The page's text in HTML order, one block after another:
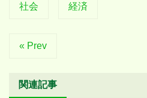
社会 経済
« Prev
関連記事